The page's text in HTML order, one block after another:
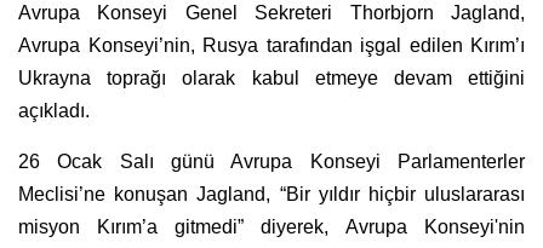
Avrupa Konseyi Genel Sekreteri Thorbjorn Jagland,
Avrupa Konseyi’nin, Rusya tarafından işgal edilen Kırım’ı
Ukrayna toprağı olarak kabul etmeye devam ettiğini
açıkladı.
26 Ocak Salı günü Avrupa Konseyi Parlamenterler
Meclisi’ne konuşan Jagland, “Bir yıldır hiçbir uluslararası
misyon Kırım’a gitmedi” diyerek, Avrupa Konseyi'nin